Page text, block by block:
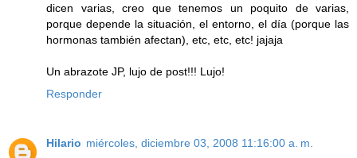
dicen varias, creo que tenemos un poquito de varias,
porque depende la situación, el entorno, el día (porque las
hormonas también afectan), etc, etc, etc! jajaja
Un abrazote JP, lujo de post!!! Lujo!
Responder
Hilario miércoles, diciembre 03, 2008 11:16:00 a. m.